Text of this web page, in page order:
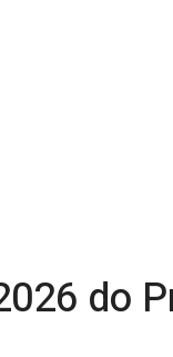
do